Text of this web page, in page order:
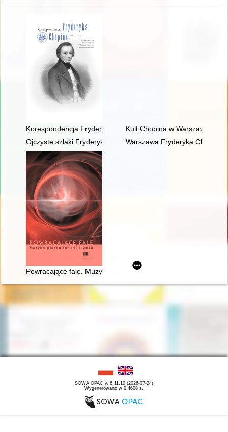
Korespondencja Fryderyka Chopina. T. 3 cz. 4
Kult Chopina w Warszawie
Ojczyste szlaki Fryderyka ChopinaWarszawa Fryderyka Chopina
Powracające fale. Muzyka polska lat 1918-2018
SOWA OPAC v. 6.11.10 (2026-07-24)
Wygenerowano w 0,4608 s.